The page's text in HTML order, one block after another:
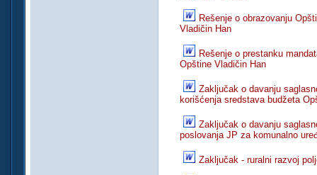
Rešenje o obrazovanju
Vladičin Han
Rešenje o prestanku
Opštine Vladičin Han
Zaključak o davanju
korišćenja sredstava budžeta
Zaključak o davanju
poslovanja JP za komunalno
Zaključak - ruralni razvoj